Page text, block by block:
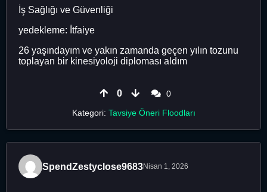
İş Sağlığı ve Güvenliği
yedekleme: İtfaiye
26 yaşındayım ve yakın zamanda geçen yılın tozunu
toplayan bir kinesiyoloji diploması aldım
0
0
Kategori: Tavsiye Öneri Floodları
SpendZestyclose9683Nisan 1, 2026